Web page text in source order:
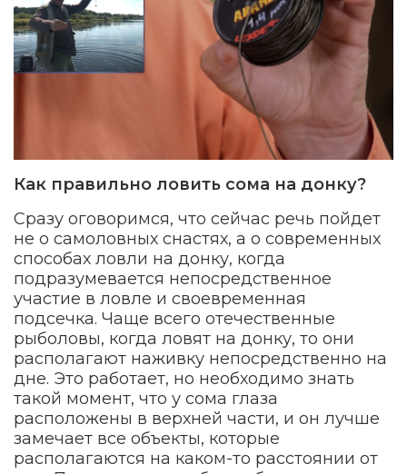
Как правильно ловить сома на донку?
Сразу оговоримся, что сейчас речь пойдет
не о самоловных снастях, а о современных
способах ловли на донку, когда
подразумевается непосредственное
участие в ловле и своевременная
подсечка. Чаще всего отечественные
рыболовы, когда ловят на донку, то они
располагают наживку непосредственно на
дне. Это работает, но необходимо знать
такой момент, что у сома глаза
расположены в верхней части, и он лучше
замечает все объекты, которые
располагаются на каком-то расстоянии от